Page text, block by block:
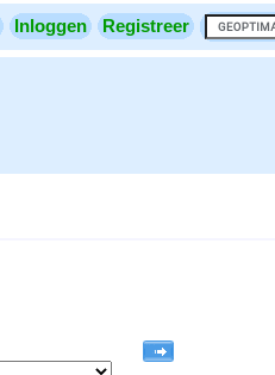
Inloggen Registreer